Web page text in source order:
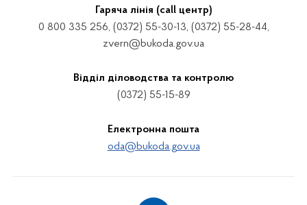
Гаряча лінія (call центр)
0 800 335 256, (0372) 55-30-13, (0372) 55-28-44,
zvern@bukoda.gov.ua
Відділ діловодства та контролю
(0372) 55-15-89
Електронна пошта
oda@bukoda.gov.ua